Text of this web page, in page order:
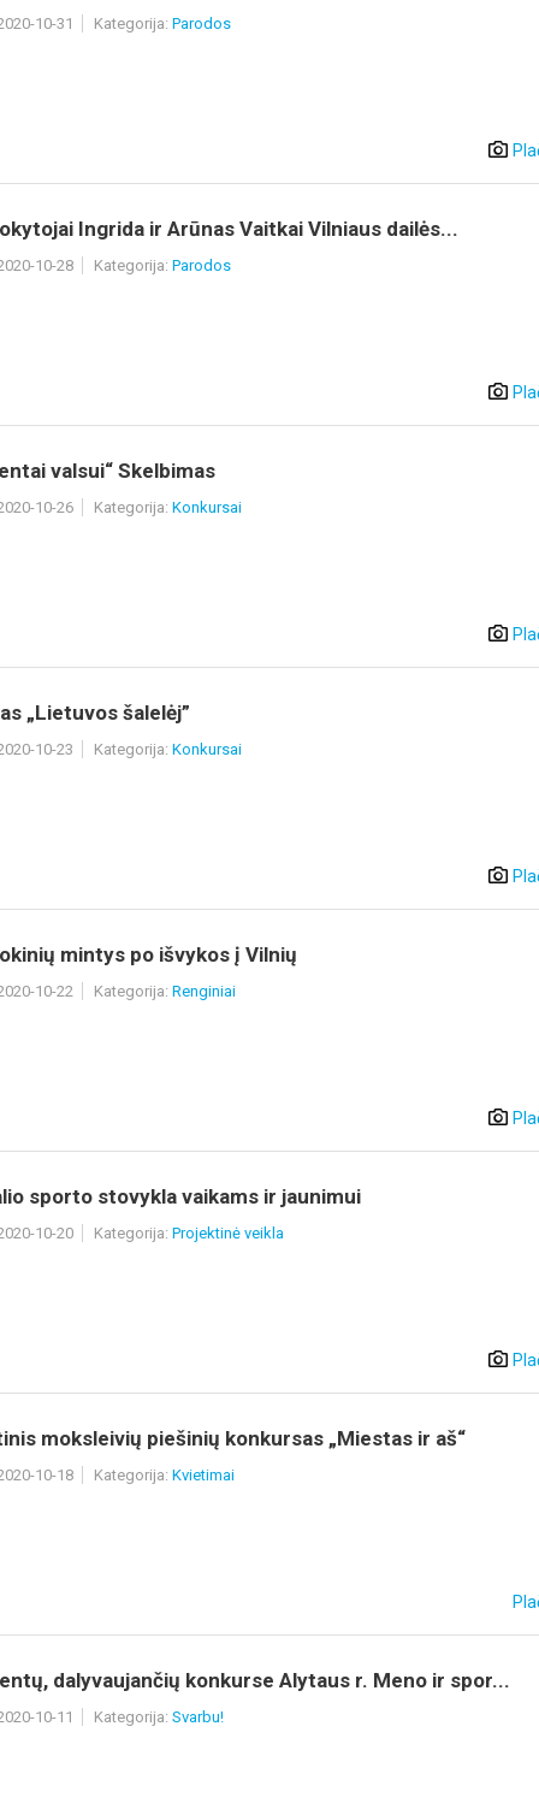
10-31 Kategorija: Parodos
Ingrida ir Arūnas Vaitkai Vilniaus dailės...
10-28 Kategorija: Parodos
valsui“ Skelbimas
10-26 Kategorija: Konkursai
„Lietuvos šalelėj”
10-23 Kategorija: Konkursai
mintys po išvykos į Vilnių
10-22 Kategorija: Renginiai
sporto stovykla vaikams ir jaunimui
10-20 Kategorija: Projektinė veikla
moksleivių piešinių konkursas „Miestas ir aš“
10-18 Kategorija: Kvietimai
dalyvaujančių konkurse Alytaus r. Meno ir spor...
10-11 Kategorija: Svarbu!